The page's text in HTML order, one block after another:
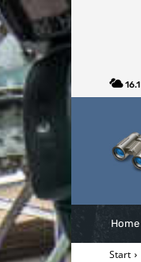
16.1
Home
Start